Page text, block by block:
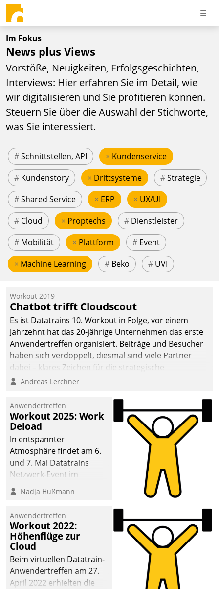
Im Fokus
News plus Views
Vorstöße, Neuigkeiten, Erfolgsgeschichten,
Interviews: Hier erfahren Sie im Detail, wie
wir digitalisieren und Sie profitieren können.
Steuern Sie über die Auswahl der Stichworte,
was Sie interessiert.
#Schnittstellen, API × Kundenservice
# Kundenstory × Drittsysteme #Strategie
#Shared Service × ERP × UX/UI
# Cloud × Proptechs # Dienstleister
# Mobilität × Plattform # Event
× Machine Learning # Beko # UVI
Workout 2019
Chatbot trifft Cloudscout
Es ist Datatrains 10. Workout in Folge, vor einem
Jahrzehnt hat das 20-jährige Unternehmen das erste
Anwendertreffen organisiert. Beiträge und Besucher
haben sich verdoppelt, diesmal sind viele Partner
dabei – klares Zeichen für die strategische
Fokussierung auf den Kunden.
Andreas Lerchner
Anwendertreffen
Workout 2025: Work
Deload
In entspannter
Atmosphäre findet am 6.
und 7. Mai Datatrains
Netzwerk-Event im
Kunden- und Partnerkreis
statt. Zentrale Frage: Wie
Mammutprojekte
meistern und Workloads
wuppen – bei zunehmend
anspruchsvollen
Aufgaben und
abnehmendem
Nadja Hußmann
Anwendertreffen
Workout 2022:
Höhenflüge zur
Cloud
Beim virtuellen Datatrain-
Anwendertreffen am 27.
April 2022 erhielten die